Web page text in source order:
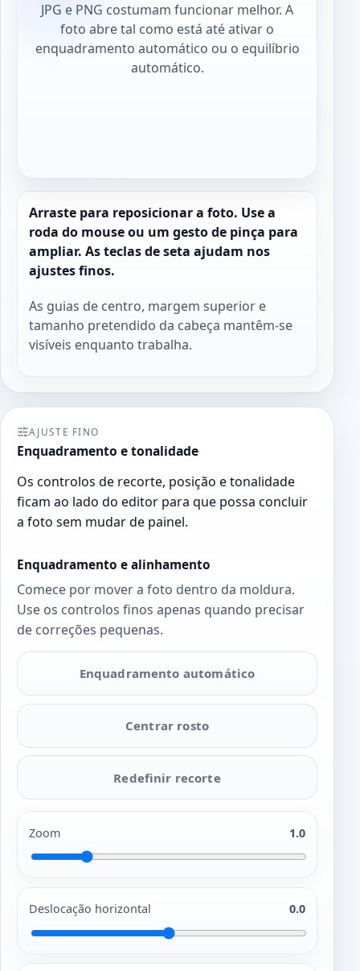
JPG e PNG costumam funcionar melhor. A
foto abre tal como está até ativar o
enquadramento automático ou o equilíbrio
automático.
Arraste para reposicionar a foto. Use a
roda do mouse ou um gesto de pinça para
ampliar. As teclas de seta ajudam nos
ajustes finos.
As guias de centro, margem superior e
tamanho pretendido da cabeça mantêm-se
visíveis enquanto trabalha.
AJUSTE FINO
Enquadramento e tonalidade
Os controlos de recorte, posição e tonalidade
ficam ao lado do editor para que possa concluir
a foto sem mudar de painel.
Enquadramento e alinhamento
Comece por mover a foto dentro da moldura.
Use os controlos finos apenas quando precisar
de correções pequenas.
Enquadramento automático
Centrar rosto
Redefinir recorte
Zoom 1.0
Deslocação horizontal 0.0